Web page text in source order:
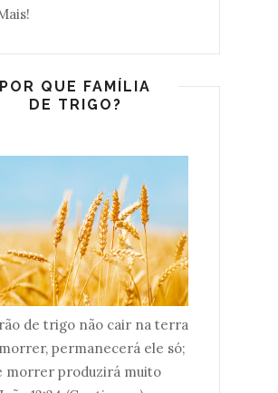
POR QUE FAMÍLIA
DE TRIGO?
de trigo não cair na terra
permanecerá ele só;
morrer produzirá muito